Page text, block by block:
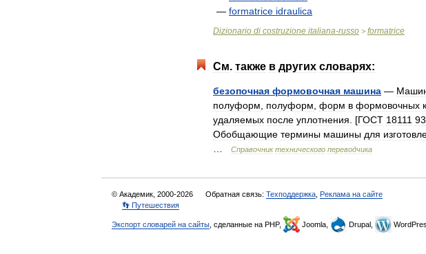
— formatrice idraulica
Dizionario di costruzione italiana-russo > formatrice
См. также в других словарях:
безопочная формовочная машина —
полуформ
полуформ форм в формовочных
удаляемых после уплотнения . [ГОСТ 18111 93
Обобщающие термины машины для
Справочник технического переводчика
© Академик, 2000-2026 Обратная связь: Техподдержка Реклама на сайте
👣 Путешествия
Экспорт словарей на сайты , сделанные на PHP, Joomla, Drupal,